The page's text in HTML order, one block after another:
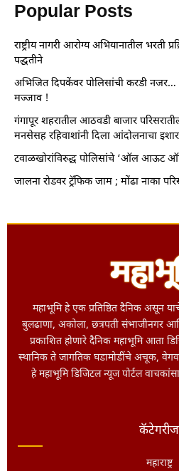
Popular Posts
राष्ट्रीय नागरी आरोग्य अभियानातील भरती
पद्धतीने
अभिजित दिपकेंवर पोलिसांची करडी
मज्जाव !
गंगापूर शहरातील आठवडी बाजार
मनसेसह रहिवाशांनी दिला आंदोलनाचा
टवाळखोरांविरुद्ध पोलिसांचे ‘ऑल आऊट
जालना रोडवर ट्रॅफिक जाम ; मोंढा नाका
महाभूमि हे एक प्रतिष्ठित दैनिक असून
बुलढाणा, अकोला, छत्रपती संभाजीनगर
प्रकाशित होणारे दैनिक महाभूमि आता
स्थानिक ते जागतिक घडामोडींचे अचूक,
हे महाभूमि डिजिटल न्यूज पोर्टल
कॅटेगरीज
महाराष्ट्र